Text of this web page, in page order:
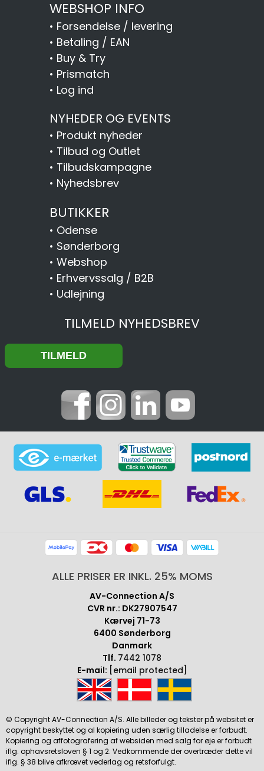
WEBSHOP INFO
• Forsendelse / levering
• Betaling / EAN
• Buy & Try
• Prismatch
• Log ind
NYHEDER OG EVENTS
• Produkt nyheder
• Tilbud og Outlet
• Tilbudskampagne
• Nyhedsbrev
BUTIKKER
• Odense
• Sønderborg
• Webshop
• Erhvervssalg / B2B
• Udlejning
TILMELD NYHEDSBREV
ALLE PRISER ER INKL. 25% MOMS
AV-Connection A/S
CVR nr.: DK27907547
Kærvej 71-73
6400 Sønderborg
Danmark
Tlf. 7442 1078
E-mail: [email protected]
© Copyright AV-Connection A/S. Alle billeder og tekster på websitet er
copyright beskyttet og al kopiering uden særlig tilladelse er forbudt.
Kopiering og affotografering af websiden med salg for øje er forbudt
iflg. ophavsretsloven § 1 og 2. Vedkommende der overtræder dette vil
iflg. § 38 blive afkrævet vederlag og retsforfulgt.